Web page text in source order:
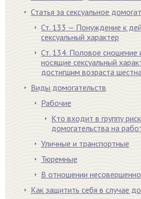
Статья за сексуальное
Ст. 133 — Понуждение к
сексуальный характер
Ст. 134. Половое сношение
носящие сексуальный
достигшим возраста
Виды домогательств
Рабочие
Кто входит в группу
домогательства на
Уличные и транспортные
Тюремные
В отношении
Как защитить себя в случае